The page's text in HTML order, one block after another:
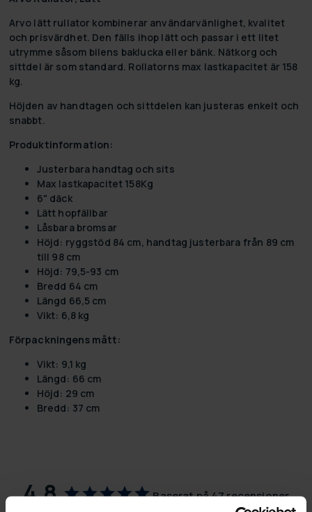
Arvo lätt rullator kombinerar användarvänlighet, kvalitet
och prisvärdhet. Den fälls ihop lätt och passar i ett litet
utrymme såsom bilens baklucka eller bänk. Nätkorg och
sittdel är som standard. Rollatorns max lastkapacitet är 158
kg.
Höjden av handtagen och sittdelen kan justeras enkelt och
snabbt.
Produktinformation:
Justerbara handtag och sits
Max lastkapacitet 158Kg
6" däck
Lätt hopfällbar
Låsbara bromsar
Höjd: ryggstöd 84 cm, handtag justerbara från 89 cm
till 98 cm
Höjd: 79,5-93 cm
Bredd 64 cm
Längd 66,5 cm
Vikt: 6,8 kg
Förpackningens mått:
Vikt: 9,1 kg
Längd: 66 cm
Höjd: 29 cm
Bredd: 37 cm
4,8 Baserat på 47 recensioner